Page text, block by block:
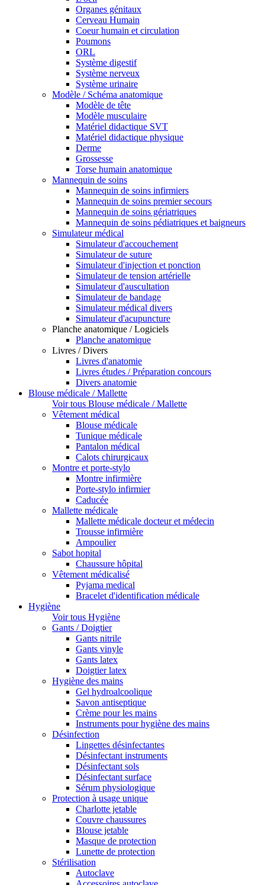
Organes génitaux
Cerveau Humain
Coeur humain et circulation
Poumons
ORL
Système digestif
Système nerveux
Système urinaire
Modèle / Schéma anatomique
Modèle de tête
Modèle musculaire
Matériel didactique SVT
Matériel didactique physique
Derme
Grossesse
Torse humain anatomique
Mannequin de soins
Mannequin de soins infirmiers
Mannequin de soins premier secours
Mannequin de soins gériatriques
Mannequin de soins pédiatriques et baigneurs
Simulateur médical
Simulateur d'accouchement
Simulateur de suture
Simulateur d'injection et ponction
Simulateur de tension artérielle
Simulateur d'auscultation
Simulateur de bandage
Simulateur médical divers
Simulateur d'acupuncture
Planche anatomique / Logiciels
Planche anatomique
Livres / Divers
Livres d'anatomie
Livres études / Préparation concours
Divers anatomie
Blouse médicale / Mallette
Voir tous Blouse médicale / Mallette
Vêtement médical
Blouse médicale
Tunique médicale
Pantalon médical
Calots chirurgicaux
Montre et porte-stylo
Montre infirmière
Porte-stylo infirmier
Caducée
Mallette médicale
Mallette médicale docteur et médecin
Trousse infirmière
Ampoulier
Sabot hopital
Chaussure hôpital
Vêtement médicalisé
Pyjama medical
Bracelet d'identification médicale
Hygiène
Voir tous Hygiène
Gants / Doigtier
Gants nitrile
Gants vinyle
Gants latex
Doigtier latex
Hygiène des mains
Gel hydroalcoolique
Savon antiseptique
Crème pour les mains
Instruments pour hygiène des mains
Désinfection
Lingettes désinfectantes
Désinfectant instruments
Désinfectant sols
Désinfectant surface
Sérum physiologique
Protection à usage unique
Charlotte jetable
Couvre chaussures
Blouse jetable
Masque de protection
Lunette de protection
Stérilisation
Autoclave